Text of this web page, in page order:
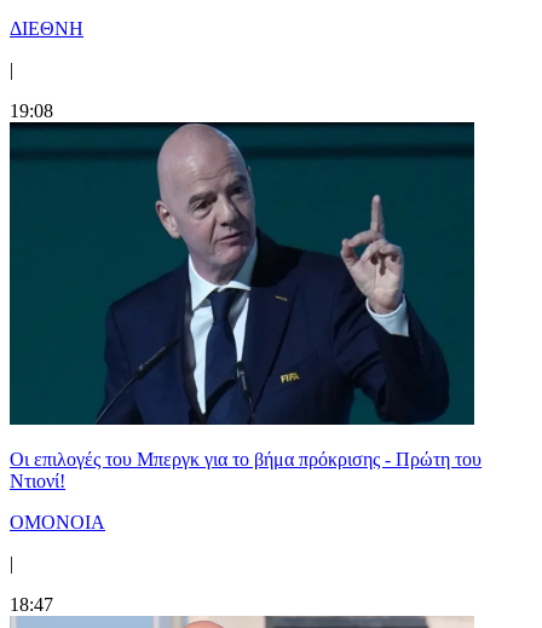
ΔΙΕΘΝΗ
|
19:08
Οι επιλογές του Μπεργκ για το βήμα πρόκρισης - Πρώτη του
Ντιονί!
ΟΜΟΝΟΙΑ
|
18:47